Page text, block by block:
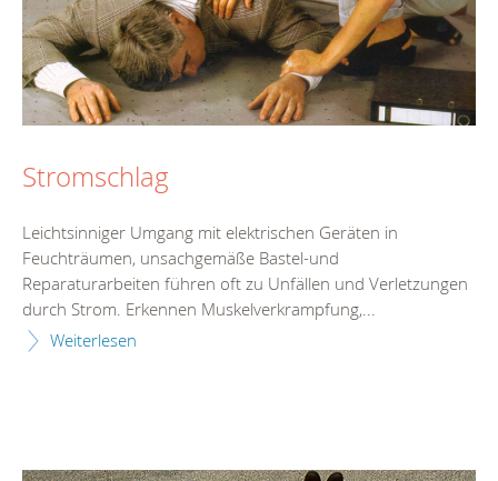
Stromschlag
Leichtsinniger Umgang mit elektrischen Geräten in
Feuchträumen, unsachgemäße Bastel-und
Reparaturarbeiten führen oft zu Unfällen und Verletzungen
durch Strom. Erkennen Muskelverkrampfung,...
Weiterlesen